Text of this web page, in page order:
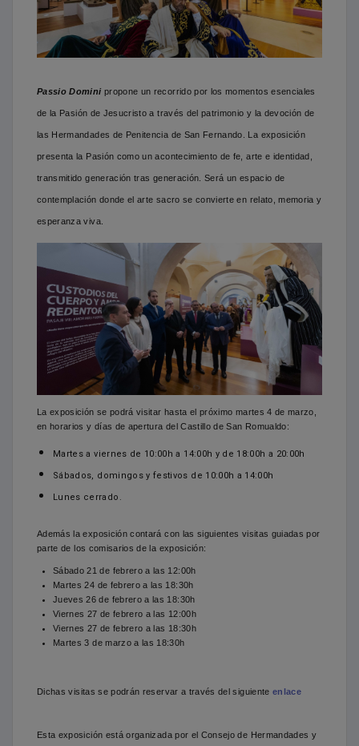
Passio Domini propone un recorrido por los momentos esenciales
de la Pasión de Jesucristo a través del patrimonio y la devoción de
las Hermandades de Penitencia de San Fernando. La exposición
presenta la Pasión como un acontecimiento de fe, arte e identidad,
transmitido generación tras generación. Será un espacio de
contemplación donde el arte sacro se convierte en relato, memoria y
esperanza viva.
La exposición se podrá visitar hasta el próximo martes 4 de marzo,
en horarios y días de apertura del Castillo de San Romualdo:
Martes a viernes de 10:00h a 14:00h y de 18:00h a 20:00h
Sábados, domingos y festivos de 10:00h a 14:00h
Lunes cerrado.
Además la exposición contará con las siguientes visitas guiadas por
parte de los comisarios de la exposición:
Sábado 21 de febrero a las 12:00h
Martes 24 de febrero a las 18:30h
Jueves 26 de febrero a las 18:30h
Viernes 27 de febrero a las 12:00h
Viernes 27 de febrero a las 18:30h
Martes 3 de marzo a las 18:30h
Dichas visitas se podrán reservar a través del siguiente enlace
Esta exposición está organizada por el Consejo de Hermandades y